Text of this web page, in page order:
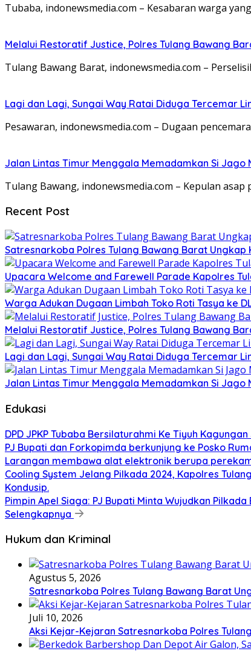
Tubaba, indonewsmedia.com – Kesabaran warga
Melalui Restoratif Justice, Polres Tulang Bawang
Tulang Bawang Barat, indonewsmedia.com –
Lagi dan Lagi, Sungai Way Ratai Diduga Tercemar
Pesawaran, indonewsmedia.com – Dugaan
Jalan Lintas Timur Menggala Memadamkan Si Jago
Tulang Bawang, indonewsmedia.com – Kepulan
Recent Post
Satresnarkoba Polres Tulang Bawang Barat
Upacara Welcome and Farewell Parade Kapolres
Warga Adukan Dugaan Limbah Toko Roti Tasya ke
Melalui Restoratif Justice, Polres Tulang Bawang
Lagi dan Lagi, Sungai Way Ratai Diduga Tercemar
Jalan Lintas Timur Menggala Memadamkan Si Jago
Edukasi
DPD JPKP Tubaba Bersilaturahmi Ke Tiyuh Kagungan
PJ Bupati dan Forkopimda berkunjung ke Posko
Larangan membawa alat elektronik berupa
Cooling System Jelang Pilkada 2024, Kapolres
Kondusip.
Pimpin Apel Siaga: PJ Bupati Minta Wujudkan
Selengkapnya
Hukum dan Kriminal
Agustus 5, 2026
Satresnarkoba Polres Tulang Bawang Barat
Juli 10, 2026
Aksi Kejar-Kejaran Satresnarkoba Polres